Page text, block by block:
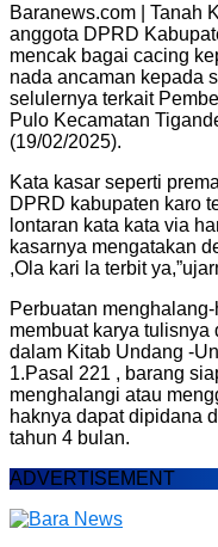
Baranews.com | Tanah
anggota DPRD
mencak bagai cacing
nada ancaman kepada
selulernya terkait
Pulo Kecamatan
(19/02/2025).
Kata kasar seperti
DPRD kabupaten karo
lontaran kata kata via
kasarnya mengatakan
,Ola kari la terbit
Perbuatan
membuat karya tulisnya
dalam Kitab Undang -
1.Pasal 221 , barang
menghalangi atau
haknya dapat dipidana
tahun 4 bulan.
ADVERTISEMENT